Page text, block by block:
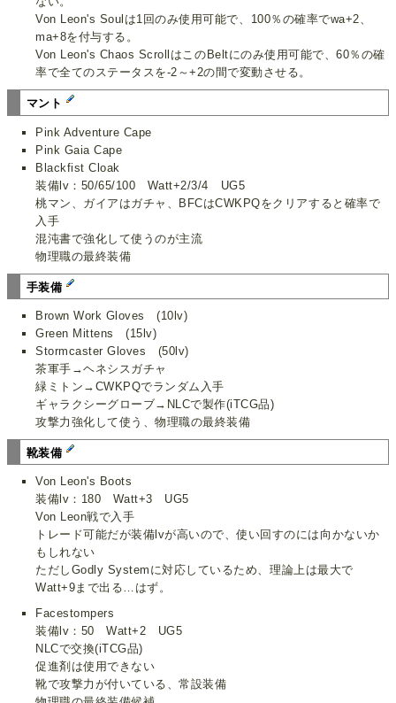
Von Leon's Soulは1回のみ使用可能で、100％の確率でwa+2、
ma+8を付与する。
Von Leon's Chaos ScrollはこのBeltにのみ使用可能で、60％の確
率で全てのステータスを-2～+2の間で変動させる。
マント
Pink Adventure Cape
Pink Gaia Cape
Blackfist Cloak
装備lv：50/65/100 Watt+2/3/4 UG5
桃マン、ガイアはガチャ、BFCはCWKPQをクリアすると確率で
入手
混沌書で強化して使うのが主流
物理職の最終装備
手装備
Brown Work Gloves (10lv)
Green Mittens (15lv)
Stormcaster Gloves (50lv)
茶軍手→ヘネシスガチャ
緑ミトン→CWKPQでランダム入手
ギャラクシーグローブ→NLCで製作(iTCG品)
攻撃力強化して使う、物理職の最終装備
靴装備
Von Leon's Boots
装備lv：180 Watt+3 UG5
Von Leon戦で入手
トレード可能だが装備lvが高いので、使い回すのには向かないか
もしれない
ただしGodly Systemに対応しているため、理論上は最大で
Watt+9まで出る…はず。
Facestompers
装備lv：50 Watt+2 UG5
NLCで交換(iTCG品)
促進剤は使用できない
靴で攻撃力が付いている、常設装備